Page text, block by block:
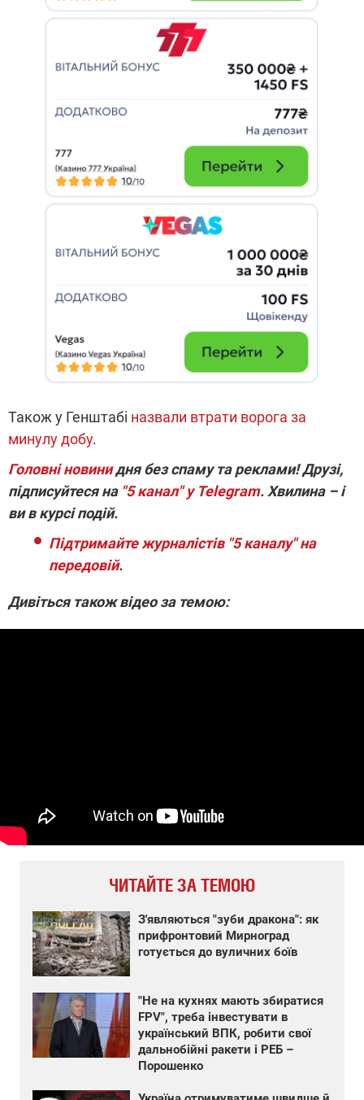
Також у Генштабі назвали втрати ворога за
минулу добу.
Головні новинидня без спаму та реклами! Друзі,
підписуйтеся на "5 канал" у Telegram. Хвилина – і
ви в курсі подій.
Підтримайте журналістів "5 каналу" на
передовій.
Дивіться також відео за темою:
ЧИТАЙТЕ ЗА ТЕМОЮ
З'являються "зуби дракона": як
прифронтовий Мирноград
готується до вуличних боїв
"Не на кухнях мають збиратися
FPV", треба інвестувати в
український ВПК, робити свої
дальнобійні ракети і РЕБ –
Порошенко